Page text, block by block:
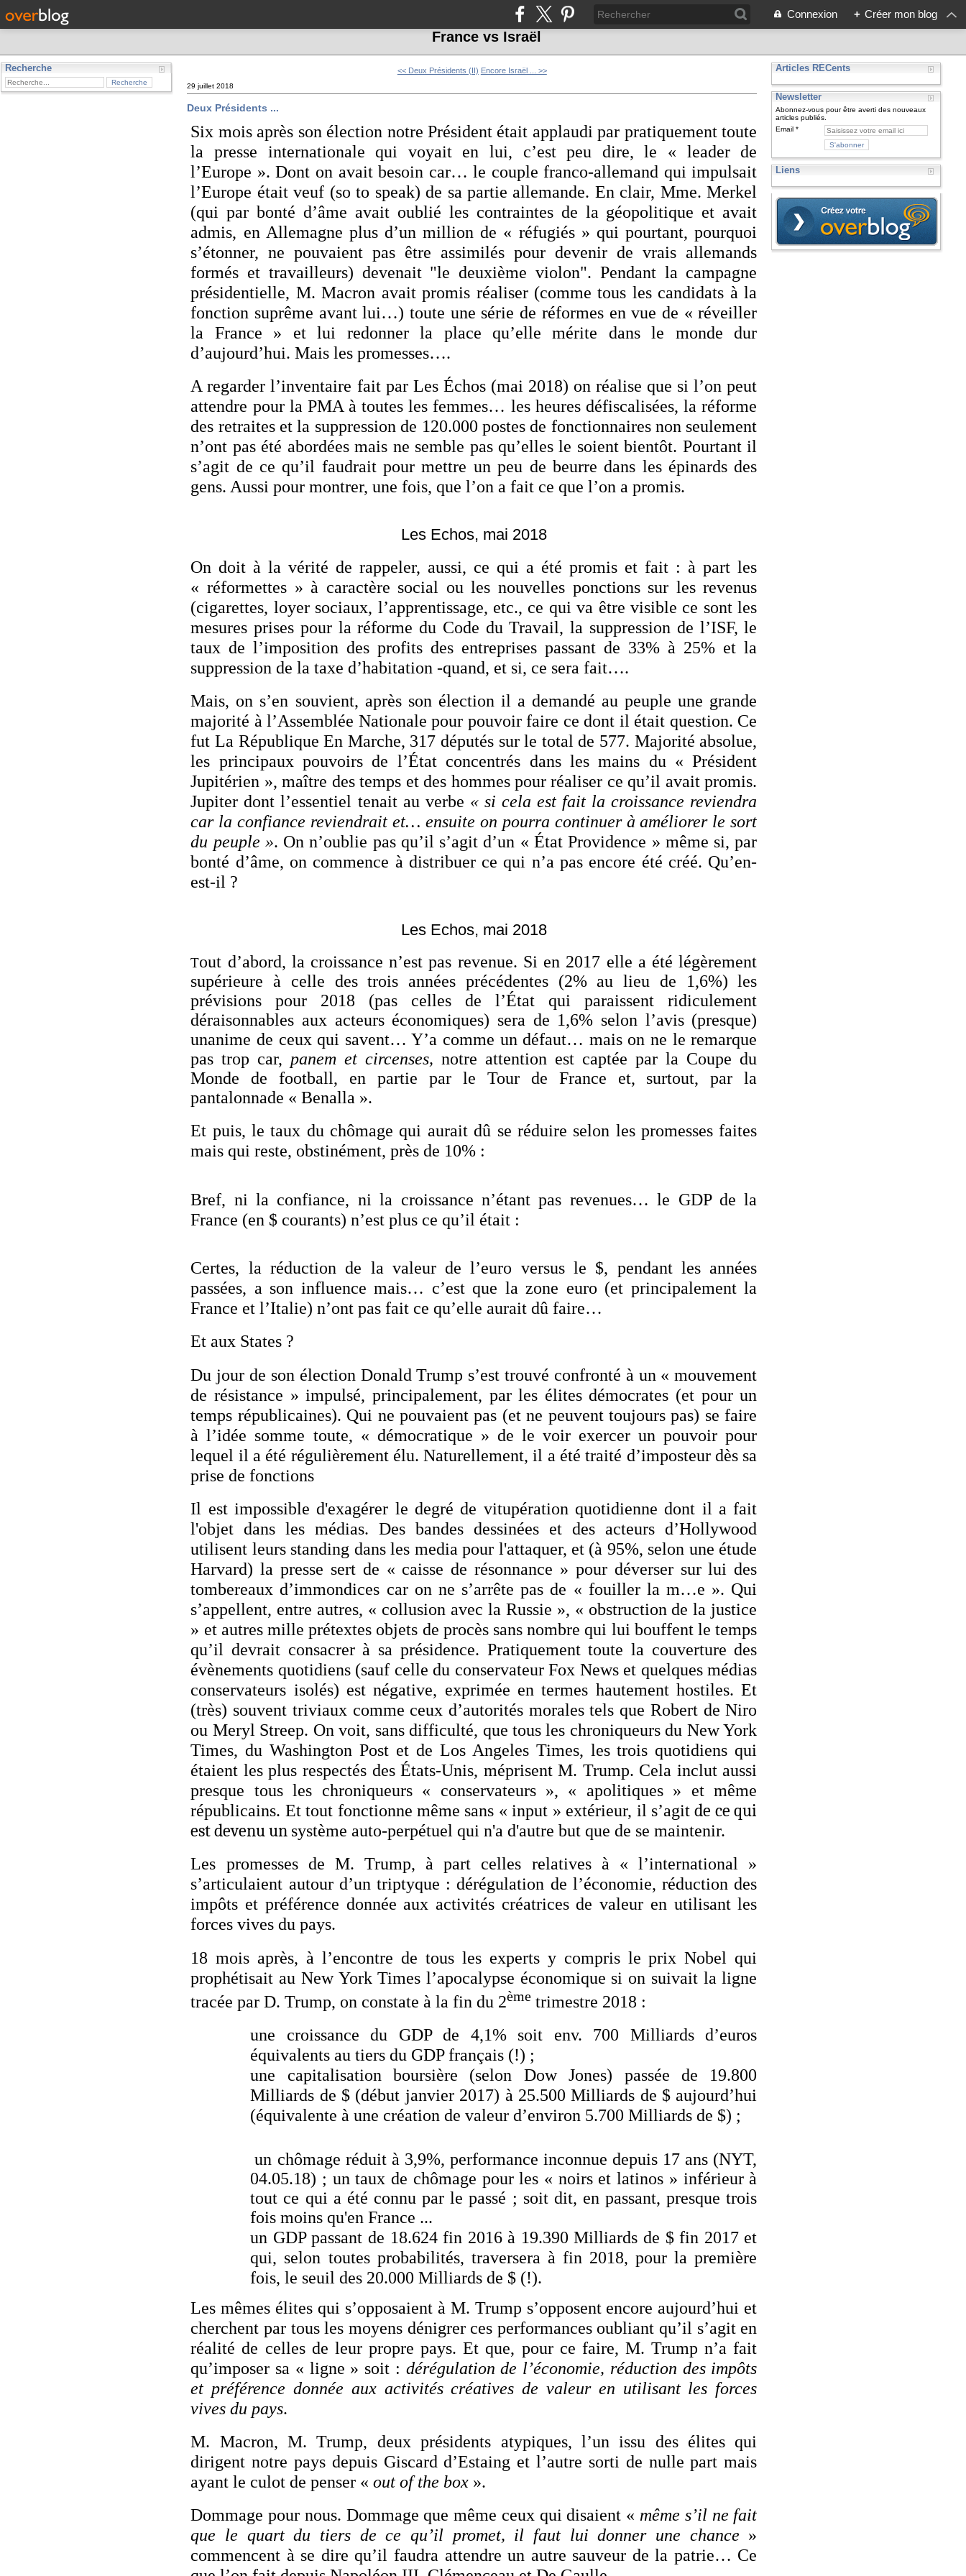
Connexion + Créer mon blog
France vs Israël
Recherche << Deux Présidents (II) Encore Israël ... >>
29 juillet 2018
Deux Présidents ...
Six mois après son élection notre Président était applaudi par pratiquement toute
la presse internationale qui voyait en lui, c’est peu dire, le « leader de
l’Europe ». Dont on avait besoin car… le couple franco-allemand qui impulsait
l’Europe était veuf (so to speak) de sa partie allemande. En clair, Mme. Merkel
(qui par bonté d’âme avait oublié les contraintes de la géopolitique et avait
admis, en Allemagne plus d’un million de « réfugiés » qui pourtant, pourquoi
s’étonner, ne pouvaient pas être assimilés pour devenir de vrais allemands
formés et travailleurs) devenait "le deuxième violon". Pendant la campagne
présidentielle, M. Macron avait promis réaliser (comme tous les candidats à la
fonction suprême avant lui…) toute une série de réformes en vue de « réveiller
la France » et lui redonner la place qu’elle mérite dans le monde dur
d’aujourd’hui. Mais les promesses….
A regarder l’inventaire fait par Les Échos (mai 2018) on réalise que si l’on peut
attendre pour la PMA à toutes les femmes… les heures défiscalisées, la réforme
des retraites et la suppression de 120.000 postes de fonctionnaires non seulement
n’ont pas été abordées mais ne semble pas qu’elles le soient bientôt. Pourtant il
s’agit de ce qu’il faudrait pour mettre un peu de beurre dans les épinards des
gens. Aussi pour montrer, une fois, que l’on a fait ce que l’on a promis.
Les Echos, mai 2018
On doit à la vérité de rappeler, aussi, ce qui a été promis et fait : à part les
« réformettes » à caractère social ou les nouvelles ponctions sur les revenus
(cigarettes, loyer sociaux, l’apprentissage, etc., ce qui va être visible ce sont les
mesures prises pour la réforme du Code du Travail, la suppression de l’ISF, le
taux de l’imposition des profits des entreprises passant de 33% à 25% et la
suppression de la taxe d’habitation -quand, et si, ce sera fait….
Mais, on s’en souvient, après son élection il a demandé au peuple une grande
majorité à l’Assemblée Nationale pour pouvoir faire ce dont il était question. Ce
fut La République En Marche, 317 députés sur le total de 577. Majorité absolue,
les principaux pouvoirs de l’État concentrés dans les mains du « Président
Jupitérien », maître des temps et des hommes pour réaliser ce qu’il avait promis.
Jupiter dont l’essentiel tenait au verbe « si cela est fait la croissance reviendra
car la confiance reviendrait et… ensuite on pourra continuer à améliorer le sort
du peuple ». On n’oublie pas qu’il s’agit d’un « État Providence » même si, par
bonté d’âme, on commence à distribuer ce qui n’a pas encore été créé. Qu’en-
est-il ?
Les Echos, mai 2018
Tout d’abord, la croissance n’est pas revenue. Si en 2017 elle a été légèrement
supérieure à celle des trois années précédentes (2% au lieu de 1,6%) les
prévisions pour 2018 (pas celles de l’État qui paraissent ridiculement
déraisonnables aux acteurs économiques) sera de 1,6% selon l’avis (presque)
unanime de ceux qui savent… Y’a comme un défaut… mais on ne le remarque
pas trop car, panem et circenses,notre attention est captée par la Coupe du
Monde de football, en partie par le Tour de France et, surtout, par la
pantalonnade « Benalla ».
Et puis, le taux du chômage qui aurait dû se réduire selon les promesses faites
mais qui reste, obstinément, près de 10% :
Bref, ni la confiance, ni la croissance n’étant pas revenues… le GDP de la
France (en $ courants) n’est plus ce qu’il était :
Certes, la réduction de la valeur de l’euro versus le $, pendant les années
passées, a son influence mais… c’est que la zone euro (et principalement la
France et l’Italie) n’ont pas fait ce qu’elle aurait dû faire…
Et aux States ?
Du jour de son élection Donald Trump s’est trouvé confronté à un « mouvement
de résistance » impulsé, principalement, par les élites démocrates (et pour un
temps républicaines). Qui ne pouvaient pas (et ne peuvent toujours pas) se faire
à l’idée somme toute, « démocratique » de le voir exercer un pouvoir pour
lequel il a été régulièrement élu. Naturellement, il a été traité d’imposteur dès sa
prise de fonctions
Il est impossible d'exagérer le degré de vitupération quotidienne dont il a fait
l'objet dans les médias. Des bandes dessinées et des acteurs d’Hollywood
utilisent leurs standing dans les media pour l'attaquer, et (à 95%, selon une étude
Harvard) la presse sert de « caisse de résonnance » pour déverser sur lui des
tombereaux d’immondices car on ne s’arrête pas de « fouiller la m…e ». Qui
s’appellent, entre autres, « collusion avec la Russie », « obstruction de la justice
» et autres mille prétextes objets de procès sans nombre qui lui bouffent le temps
qu’il devrait consacrer à sa présidence. Pratiquement toute la couverture des
évènements quotidiens (sauf celle du conservateur Fox News et quelques médias
conservateurs isolés) est négative, exprimée en termes hautement hostiles. Et
(très) souvent triviaux comme ceux d’autorités morales tels que Robert de Niro
ou Meryl Streep. On voit, sans difficulté, que tous les chroniqueurs du New York
Times, du Washington Post et de Los Angeles Times, les trois quotidiens qui
étaient les plus respectés des États-Unis, méprisent M. Trump. Cela inclut aussi
presque tous les chroniqueurs « conservateurs », « apolitiques » et même
républicains. Et tout fonctionne même sans « input » extérieur, il s’agitde ce qui
est devenu un système auto-perpétuel qui n'a d'autre but que de se maintenir.
Les promesses de M. Trump, à part celles relatives à « l’international »
s’articulaient autour d’un triptyque : dérégulation de l’économie, réduction des
impôts et préférence donnée aux activités créatrices de valeur en utilisant les
forces vives du pays.
18 mois après, à l’encontre de tous les experts y compris le prix Nobel qui
prophétisait au New York Times l’apocalypse économique si on suivait la ligne
tracée par D. Trump, on constate à la fin du 2ème trimestre 2018 :
une croissance du GDP de 4,1% soit env. 700 Milliards d’euros
équivalents au tiers du GDP français (!) ;
une capitalisation boursière (selon Dow Jones) passée de 19.800
Milliards de $ (début janvier 2017) à 25.500 Milliards de $ aujourd’hui
(équivalente à une création de valeur d’environ 5.700 Milliards de $) ;
un chômage réduit à 3,9%, performance inconnue depuis 17 ans (NYT,
04.05.18) ; un taux de chômage pour les « noirs et latinos » inférieur à
tout ce qui a été connu par le passé ; soit dit, en passant, presque trois
fois moins qu'en France ...
un GDP passant de 18.624 fin 2016 à 19.390 Milliards de $ fin 2017 et
qui, selon toutes probabilités, traversera à fin 2018, pour la première
fois, le seuil des 20.000 Milliards de $ (!).
Les mêmes élites qui s’opposaient à M. Trump s’opposent encore aujourd’hui et
cherchent par tous les moyens dénigrer ces performances oubliant qu’il s’agit en
réalité de celles de leur propre pays. Et que, pour ce faire, M. Trump n’a fait
qu’imposer sa « ligne » soit : dérégulation de l’économie, réduction des impôts
et préférence donnée aux activités créatives de valeur en utilisant les forces
vives du pays.
M. Macron, M. Trump, deux présidents atypiques, l’un issu des élites qui
dirigent notre pays depuis Giscard d’Estaing et l’autre sorti de nulle part mais
ayant le culot de penser «out of the box ».
Dommage pour nous. Dommage que même ceux qui disaient « même s’il ne fait
que le quart du tiers de ce qu’il promet, il faut lui donner une chance »
commencent à se dire qu’il faudra attendre un autre sauveur de la patrie… Ce
Articles RÉCents
Newsletter
Abonnez-vous pour être averti des nouveaux
articles publiés.
Email
Liens